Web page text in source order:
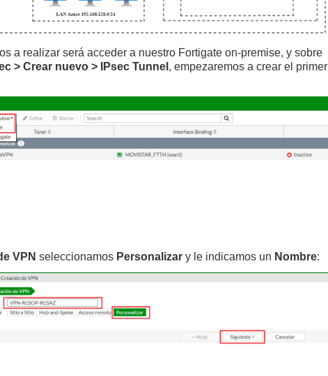
a realizar será acceder a nuestro Fortigate on-premise, y sobre
> Crear nuevo > IPsec Tunnel , empezaremos a crear el primer
VPN seleccionamos Personalizar y le indicamos un Nombre: